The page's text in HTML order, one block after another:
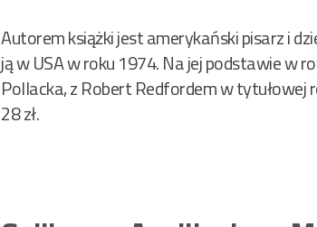
Autorem książki jest amerykański pisarz i
ją w USA w roku 1974. Na jej podstawie w
Pollacka, z Robert Redfordem w tytułowej
28 zł.